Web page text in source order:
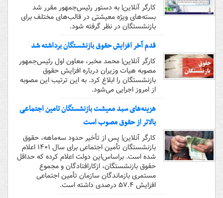
کارگر آنلاین| به دستور رئیس‌جمهور مقرر شد
بسته‌های ویژه معیشتی در قالب‌های مختلف برای
بازنشستگان در نظر گرفته شود.
قدم آخر افزایش حقوق بازنشستگان برداشته شد
کارگر آنلاین| محمد مخبر، معاون اول رئیس‌جمهور
مصوبه هیات وزیران درباره افزایش حقوق
بازنشستگان را ابلاغ کرد. به این ترتیب این مصوبه
از امروز اجرایی می‌شود.
هزینه‌های سبد معیشت بازنشستگان تامین اجتماعی
بالاتر از حقوق مصوب است
کارگر آنلاین| پس از تأخیر حدود سه‌ماهه، حقوق
بازنشستگان تأمین اجتماعی برای سال ۱۴۰۱ اعلام
شده است. براساس‌این دولت اعلام کرده که حداقل
حقوق بازنشستگان، ازکارافتادگان و مجموع
مستمری بازماندگان سازمان تأمین اجتماعی
افزایش ۵۷.۴ درصدی داشته است.